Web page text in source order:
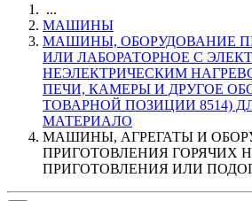
...
МАШИНЫ
МАШИНЫ, ОБОРУДОВАНИЕ
ИЛИ ЛАБОРАТОРНОЕ С
НЕЭЛЕКТРИЧЕСКИМ
ПЕЧИ, КАМЕРЫ И ДРУГОЕ
ТОВАРНОЙ ПОЗИЦИИ 8514)
МАТЕРИАЛО
МАШИНЫ, АГРЕГАТЫ И
ПРИГОТОВЛЕНИЯ ГОРЯЧИХ
ПРИГОТОВЛЕНИЯ ИЛИ